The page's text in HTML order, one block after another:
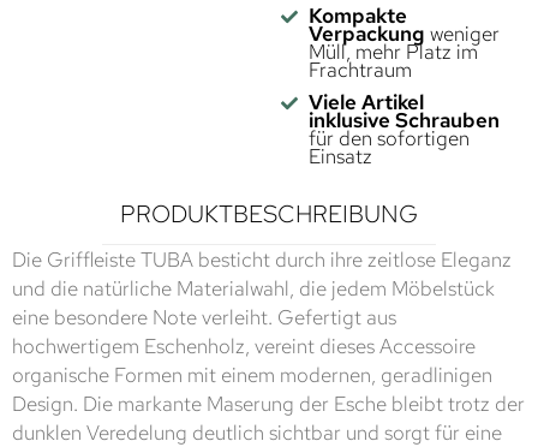
Kompakte
Verpackung weniger
Müll, mehr Platz im
Frachtraum
Viele Artikel
inklusive Schrauben
für den sofortigen
Einsatz
PRODUKTBESCHREIBUNG
Die Griffleiste TUBA besticht durch ihre zeitlose Eleganz
und die natürliche Materialwahl, die jedem Möbelstück
eine besondere Note verleiht. Gefertigt aus
hochwertigem Eschenholz, vereint dieses Accessoire
organische Formen mit einem modernen, geradlinigen
Design. Die markante Maserung der Esche bleibt trotz der
dunklen Veredelung deutlich sichtbar und sorgt für eine